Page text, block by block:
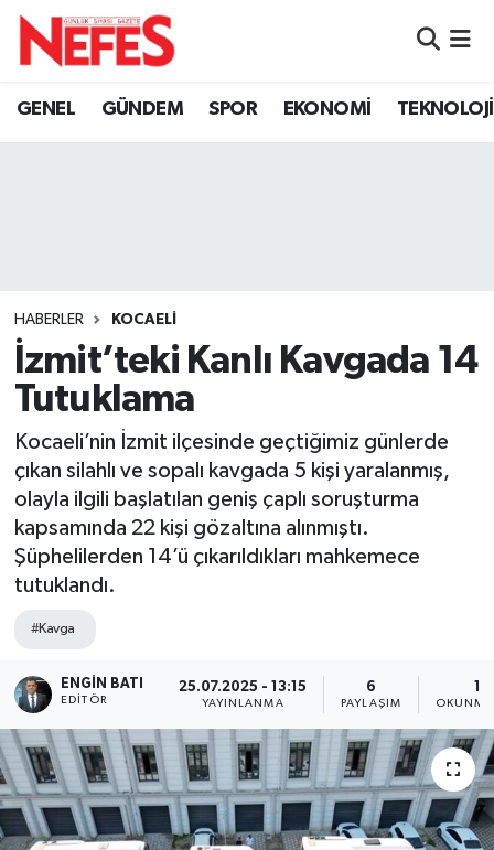
GENEL GÜNDEM SPOR EKONOMİ TEKNOLOJİ
HABERLER KOCAELİ
İzmit’teki Kanlı Kavgada 14
Tutuklama
Kocaeli’nin İzmit ilçesinde geçtiğimiz günlerde
çıkan silahlı ve sopalı kavgada 5 kişi yaralanmış,
olayla ilgili başlatılan geniş çaplı soruşturma
kapsamında 22 kişi gözaltına alınmıştı.
Şüphelilerden 14’ü çıkarıldıkları mahkemece
tutuklandı.
#Kavga
ENGIN BATI
EDITÖR
25.07.2025 - 13:15
YAYINLANMA
6
PAYLAŞIM
1
Hava Durumu
Süper Lig Puan Durumu ve Fikstür
Tüm Manşetler
Haber Arşivi